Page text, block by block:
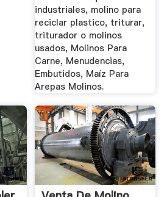
industriales, molino para
reciclar plastico, triturar,
triturador o molinos
usados, Molinos Para
Carne, Menudencias,
Embutidos, Maíz Para
Arepas Molinos.